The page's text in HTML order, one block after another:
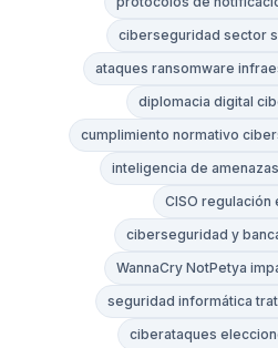
ciberseguridad sector
ataques ransomware
diplomacia digital
cumplimiento normativo
inteligencia de
CISO regulación
ciberseguridad y
WannaCry NotPetya
seguridad informática
ciberataques